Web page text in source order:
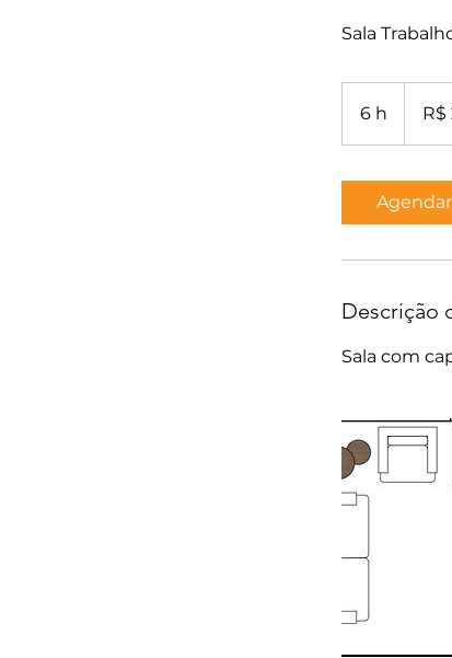
Sala
6 h
h
R$
Agendar
Descrição
Sala com